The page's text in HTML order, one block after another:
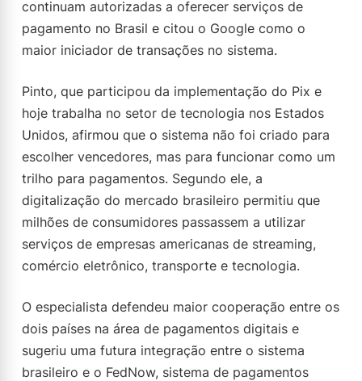
continuam autorizadas a oferecer serviços de
pagamento no Brasil e citou o Google como o
maior iniciador de transações no sistema.
Pinto, que participou da implementação do Pix e
hoje trabalha no setor de tecnologia nos Estados
Unidos, afirmou que o sistema não foi criado para
escolher vencedores, mas para funcionar como um
trilho para pagamentos. Segundo ele, a
digitalização do mercado brasileiro permitiu que
milhões de consumidores passassem a utilizar
serviços de empresas americanas de streaming,
comércio eletrônico, transporte e tecnologia.
O especialista defendeu maior cooperação entre os
dois países na área de pagamentos digitais e
sugeriu uma futura integração entre o sistema
brasileiro e o FedNow, sistema de pagamentos